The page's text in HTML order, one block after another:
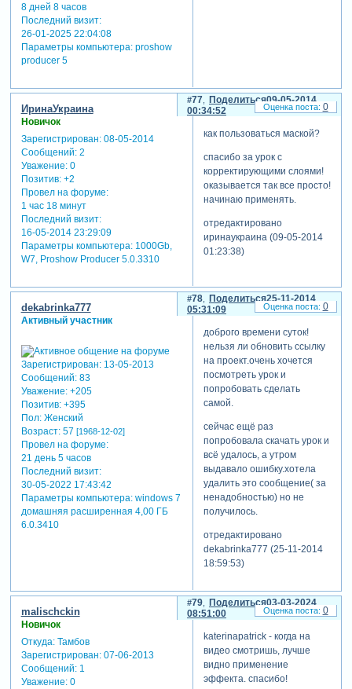
8 дней 8 часов
Последний визит:
26-01-2025 22:04:08
Параметры компьютера:proshow
producer 5
Поделиться
77
09-05-2014
00:34:52
ИринаУкраина
Новичок
Зарегистрирован: 08-05-2014
Сообщений:2
Уважение: 0
Позитив: +2
Провел на форуме:
1 час 18 минут
Последний визит:
16-05-2014 23:29:09
Параметры компьютера:1000Gb,
W7, Proshow Producer 5.0.3310
как пользоваться маской?
спасибо за урок с
корректирующими слоями!
оказывается так все просто!
начинаю применять.
отредактировано
иринаукраина (09-05-2014
01:23:38)
0
Поделиться
78
25-11-2014
05:31:09
dekabrinka777
Активный участник
Зарегистрирован: 13-05-2013
Сообщений:83
Уважение: +205
Позитив: +395
Пол:Женский
Возраст:57 [1968-12-02]
Провел на форуме:
21 день 5 часов
Последний визит:
30-05-2022 17:43:42
Параметры компьютера:windows 7
домашняя расширенная 4,00 ГБ
6.0.3410
доброго времени суток!
нельзя ли обновить ссылку
на проект.очень хочется
посмотреть урок и
попробовать сделать
самой.
сейчас ещё раз
попробовала скачать урок и
всё удалось, а утром
выдавало ошибку.хотела
удалить это сообщение( за
ненадобностью) но не
получилось.
отредактировано
dekabrinka777 (25-11-2014
18:59:53)
0
Поделиться
79
03-03-2024
08:51:00
malischckin
Новичок
Откуда:Тамбов
Зарегистрирован: 07-06-2013
Сообщений:1
Уважение: 0
katerinapatrick - когда на
видео смотришь, лучше
видно применение
эффекта. спасибо!
0